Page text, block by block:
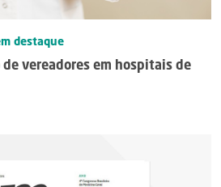
destaque
vereadores em hospitais de